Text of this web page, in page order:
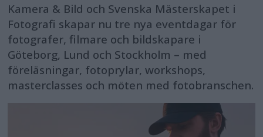
Kamera & Bild och Svenska Mästerskapet i
Fotografi skapar nu tre nya eventdagar för
fotografer, filmare och bildskapare i
Göteborg, Lund och Stockholm – med
föreläsningar, fotoprylar, workshops,
masterclasses och möten med fotobranschen.